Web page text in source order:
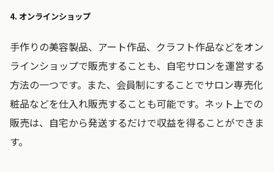
4. オンラインショップ
手作りの美容製品、アート作品、クラフト作品などをオン
ラインショップで販売することも、自宅サロンを運営する
方法の一つです。また、会員制にすることでサロン専売化
粧品などを仕入れ販売することも可能です。ネット上での
販売は、自宅から発送するだけで収益を得ることができま
す。